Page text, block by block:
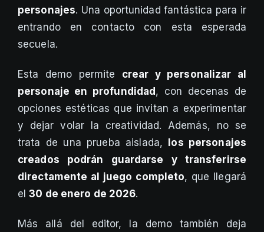
personajes. Una oportunidad fantástica para ir
entrando en contacto con esta esperada
secuela.
Esta demo permite crear y personalizar al
personaje en profundidad , con decenas de
opciones estéticas que invitan a experimentar
y dejar volar la creatividad. Además, no se
trata de una prueba aislada,
los personajes
creados podrán guardarse y transferirse
directamente al juego completo, que llegará
el30 de enero de 2026.
Más allá del editor, la demo también deja